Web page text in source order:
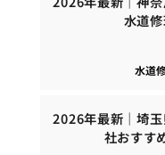
水道
水道
2026年最新｜埼
社おすす